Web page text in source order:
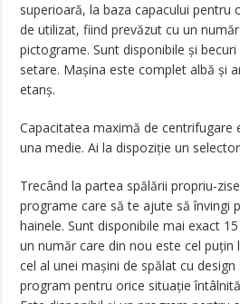
superioară, la baza capacului pentru
de utilizat, fiind prevăzut cu un
pictograme. Sunt disponibile și
setare. Mașina este complet albă și
etanș.
Capacitatea maximă de centrifugare
una medie. Ai la dispoziție un
Trecând la partea spălării propriu-
programe care să te ajute să învingi
hainele. Sunt disponibile mai exact
un număr care din nou este cel puțin
cel al unei mașini de spălat cu design
program pentru orice situație